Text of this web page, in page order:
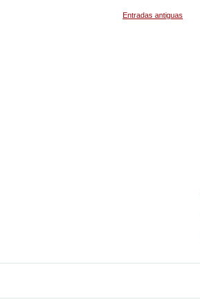
Entradas antiguas